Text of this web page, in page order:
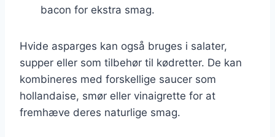
bacon for ekstra smag.
Hvide asparges kan også bruges i salater,
supper eller som tilbehør til kødretter. De kan
kombineres med forskellige saucer som
hollandaise, smør eller vinaigrette for at
fremhæve deres naturlige smag.